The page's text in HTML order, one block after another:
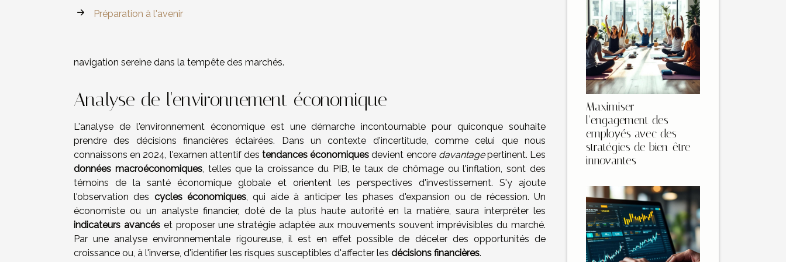
Préparation à l'avenir
navigation sereine dans la tempête des marchés.
Analyse de l'environnement économique
L'analyse de l'environnement économique est une démarche incontournable pour quiconque souhaite
prendre des décisions financières éclairées. Dans un contexte d'incertitude, comme celui que nous
connaissons en 2024, l'examen attentif des tendances économiques devient encore davantagepertinent. Les
données macroéconomiques, telles que la croissance du PIB, le taux de chômage ou l'inflation, sont des
témoins de la santé économique globale et orientent les perspectives d'investissement. S'y ajoute
l'observation des cycles économiques, qui aide à anticiper les phases d'expansion ou de récession. Un
économiste ou un analyste financier, doté de la plus haute autorité en la matière, saura interpréter les
indicateurs avancéset proposer une stratégie adaptée aux mouvements souvent imprévisibles du marché.
Par une analyse environnementale rigoureuse, il est en effet possible de déceler des opportunités de
croissance ou, à l'inverse, d'identifier les risques susceptibles d'affecter les décisions financières.
Maximiser
l’engagement des
employés avec des
stratégies de bien-être
innovantes